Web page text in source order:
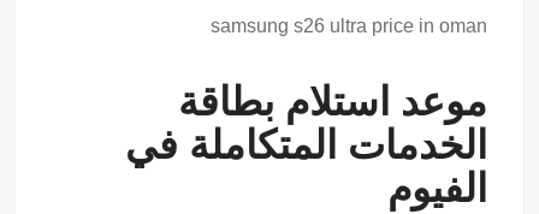
samsung s26 ultra price in oman
موعد استلام بطاقة
الخدمات المتكاملة في
الفيوم